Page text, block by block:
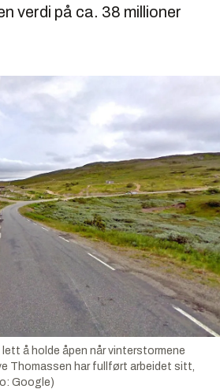
verdi på ca. 38 millioner
å holde åpen når vinterstormene
Thomassen har fullført arbeidet sitt,
Google)